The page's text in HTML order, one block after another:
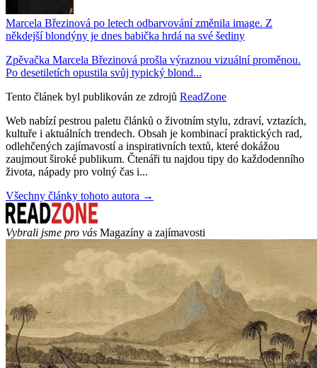
Marcela Březinová po letech odbarvování změnila image. Z
někdejší blondýny je dnes babička hrdá na své šediny
Zpěvačka Marcela Březinová prošla výraznou vizuální proměnou.
Po desetiletích opustila svůj typický blond...
Tento článek byl publikován ze zdrojů ReadZone
Web nabízí pestrou paletu článků o životním stylu, zdraví, vztazích,
kultuře i aktuálních trendech. Obsah je kombinací praktických rad,
odlehčených zajímavostí a inspirativních textů, které dokážou
zaujmout široké publikum. Čtenáři tu najdou tipy do každodenního
života, nápady pro volný čas i...
Všechny články tohoto autora →
Vybrali jsme pro vás Magazíny a zajímavosti